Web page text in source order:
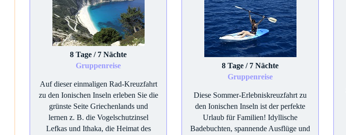
8 Tage / 7 Nächte
Gruppenreise
Auf dieser einmaligen Rad-Kreuzfahrt
zu den Ionischen Inseln erleben Sie die
grünste Seite Griechenlands und
lernen z. B. die Vogelschutzinsel
Lefkas und Ithaka, die Heimat des
8 Tage / 7 Nächte
Gruppenreise
Diese Sommer-Erlebniskreuzfahrt zu
den Ionischen Inseln ist der perfekte
Urlaub für Familien! Idyllische
Badebuchten, spannende Ausflüge und